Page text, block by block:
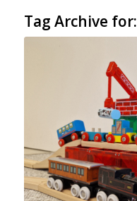
Tag Archive for: